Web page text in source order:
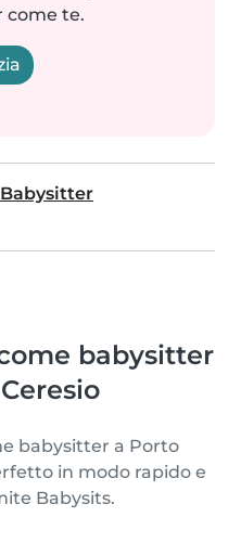
come te.
babysitter
babysitter a Porto
in modo rapido e
Babysits.